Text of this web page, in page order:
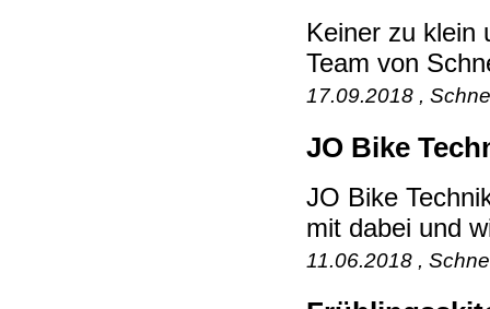
Keiner zu klein
Team von
17.09.2018 ,
JO Bike
JO Bike
mit dabei und
11.06.2018 ,